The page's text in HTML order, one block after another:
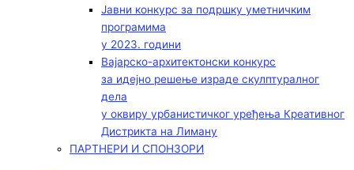
Јавни конкурс за подршку уметничким
програмима
у 2023. години
Вајарско-архитектонски конкурс
за идејно решење израде скулптуралног
дела
у оквиру урбанистичког уређења Креативног
Дистрикта на Лиману
ПАРТНЕРИ И СПОНЗОРИ